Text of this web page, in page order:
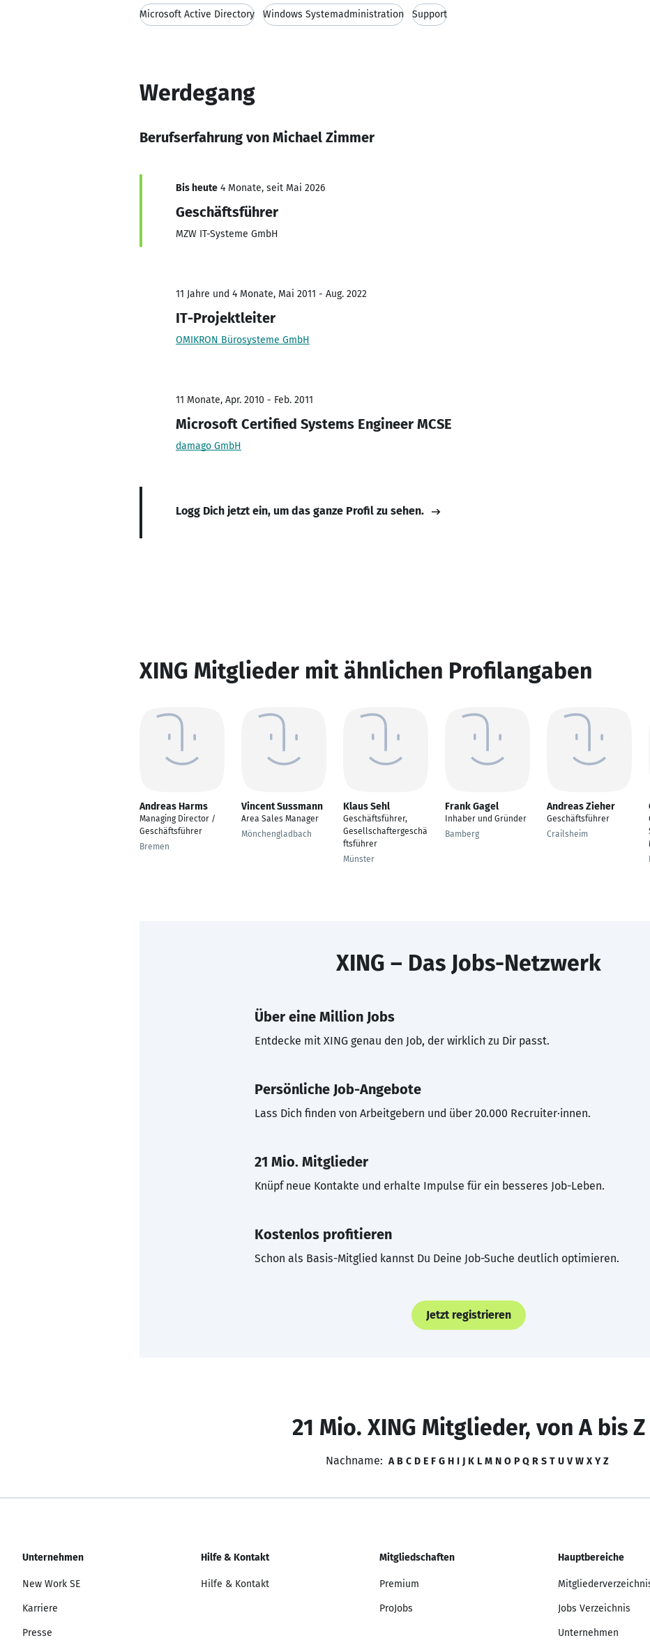
Microsoft Active Directory Windows Systemadministration Support
Werdegang
Berufserfahrung von Michael Zimmer
Bis heute 4 Monate, seit Mai 2026
Geschäftsführer
MZW IT-Systeme GmbH
11 Jahre und 4 Monate, Mai 2011 - Aug. 2022
IT-Projektleiter
OMIKRON Bürosysteme GmbH
11 Monate, Apr. 2010 - Feb. 2011
Microsoft Certified Systems Engineer MCSE
damago GmbH
Logg Dich jetzt ein, um das ganze Profil zu sehen.
XING Mitglieder mit ähnlichen Profilangaben
Andreas Harms
Managing Director /
Geschäftsführer
Bremen
Vincent Sussmann
Area Sales Manager
Mönchengladbach
Klaus Sehl
Geschäftsführer,
Gesellschaftergeschä
ftsführer
Münster
Frank Gagel
Inhaber und Gründer
Bamberg
Andreas Zieher
Geschäftsführer
Crailsheim
XING – Das Jobs-Netzwerk
Über eine Million Jobs
Entdecke mit XING genau den Job, der wirklich zu Dir passt.
Persönliche Job-Angebote
Lass Dich finden von Arbeitgebern und über 20.000 Recruiter·innen.
21 Mio. Mitglieder
Knüpf neue Kontakte und erhalte Impulse für ein besseres Job-Leben.
Kostenlos profitieren
Schon als Basis-Mitglied kannst Du Deine Job-Suche deutlich optimieren.
Jetzt registrieren
21 Mio. XING Mitglieder, von A bis Z
Nachname: A B C D E F G H I J K L M N O P Q R S T U V W X Y Z
Unternehmen
New Work SE
Karriere
Presse
Hilfe & Kontakt
Hilfe & Kontakt
Mitgliedschaften
Premium
ProJobs
Hauptbereiche
Jobs Verzeichnis
Unternehmen